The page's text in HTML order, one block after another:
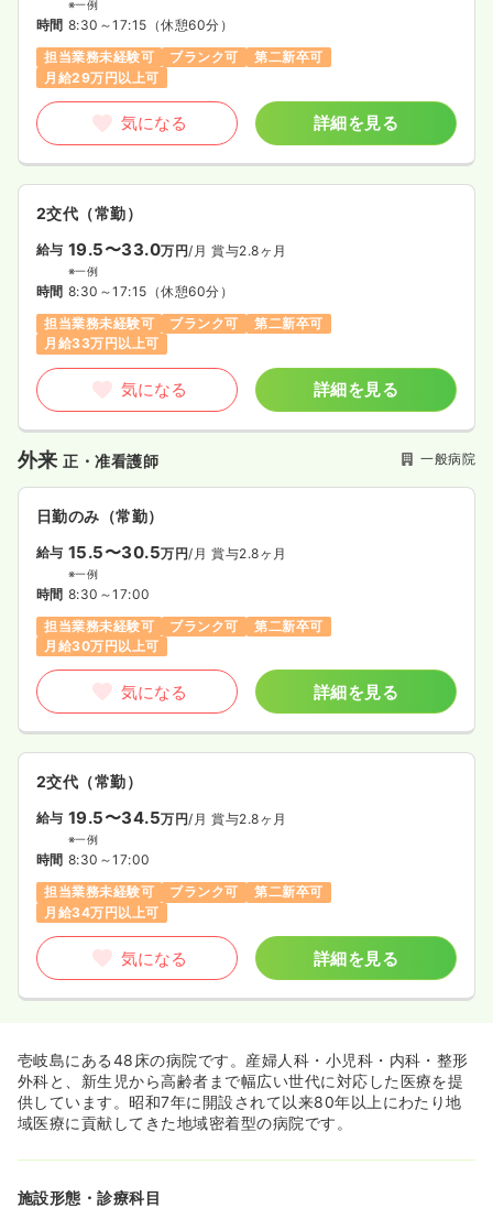
※一例
時間 8:30～17:15 （休憩60分）
担当業務未経験可
ブランク可
第二新卒可
月給29万円以上可
気になる 詳細を見る
2交代（常勤）
給与 19.5〜33.0万円/月 賞与2.8ヶ月
※一例
時間 8:30～17:15 （休憩60分）
担当業務未経験可
ブランク可
第二新卒可
月給33万円以上可
気になる 詳細を見る
外来正・准看護師 一般病院
日勤のみ（常勤）
給与 15.5〜30.5万円/月 賞与2.8ヶ月
※一例
時間 8:30～17:00
担当業務未経験可
ブランク可
第二新卒可
月給30万円以上可
気になる 詳細を見る
2交代（常勤）
給与 19.5〜34.5万円/月 賞与2.8ヶ月
※一例
時間 8:30～17:00
担当業務未経験可
ブランク可
第二新卒可
月給34万円以上可
気になる 詳細を見る
壱岐島にある48床の病院です。産婦人科・小児科・内科・整形
外科と、新生児から高齢者まで幅広い世代に対応した医療を提
供しています。昭和7年に開設されて以来80年以上にわたり地
域医療に貢献してきた地域密着型の病院です。
施設形態・診療科目